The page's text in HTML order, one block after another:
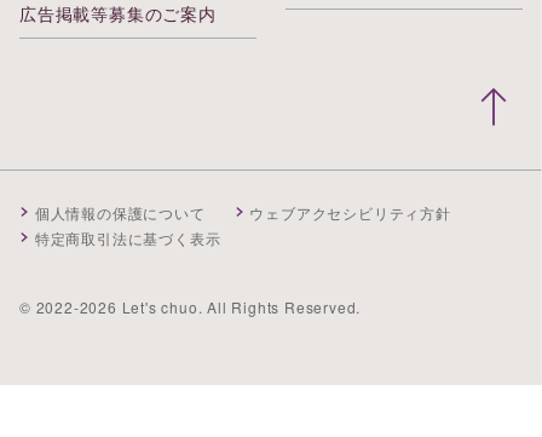
広告掲載等募集のご案内
個人情報の保護について
ウェブアクセシビリティ方針
特定商取引法に基づく表示
© 2022-2026 Let's chuo. All Rights Reserved.